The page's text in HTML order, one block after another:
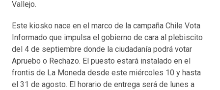
Vallejo.
Este kiosko nace en el marco de la campaña Chile Vota
Informado que impulsa el gobierno de cara al plebiscito
del 4 de septiembre donde la ciudadanía podrá votar
Apruebo o Rechazo. El puesto estará instalado en el
frontis de La Moneda desde este miércoles 10 y hasta
el 31 de agosto. El horario de entrega será de lunes a